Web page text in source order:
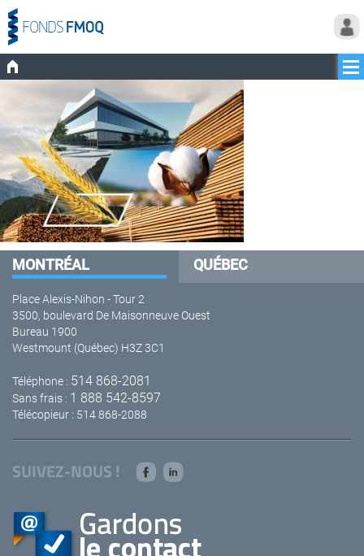
MONTRÉAL QUÉBEC
Place Alexis-Nihon - Tour 2
3500, boulevard De Maisonneuve Ouest
Bureau 1900
Westmount (Québec) H3Z 3C1
Téléphone : 514 868-2081
Sans frais : 1 888 542-8597
Télécopieur : 514 868-2088
SUIVEZ-NOUS !